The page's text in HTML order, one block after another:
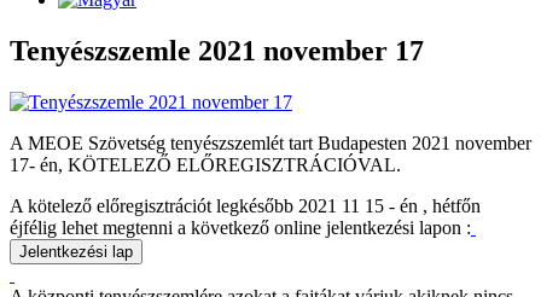
Tenyészszemle 2021 november 17
A MEOE Szövetség tenyészszemlét tart Budapesten 2021 november
17- én, KÖTELEZŐ ELŐREGISZTRÁCIÓVAL.
A kötelező előregisztrációt legkésőbb 2021 11 15 - én , hétfőn
éjfélig lehet megtenni a következő online jelentkezési lapon :